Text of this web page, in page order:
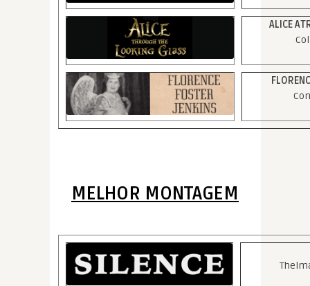
ALICE
MELHOR MONTAGEM